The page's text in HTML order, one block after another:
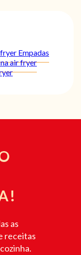
Empadas
air fryer
as
receitas